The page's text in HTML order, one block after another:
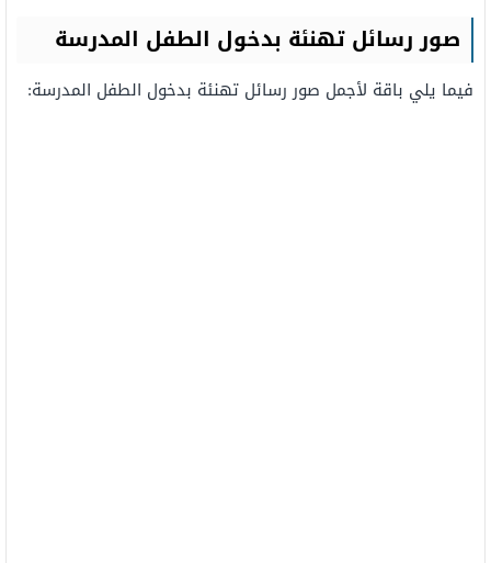
صور رسائل تهنئة بدخول الطفل المدرسة
فيما يلي باقة لأجمل صوررسائل تهنئة بدخول الطفل المدرسة: